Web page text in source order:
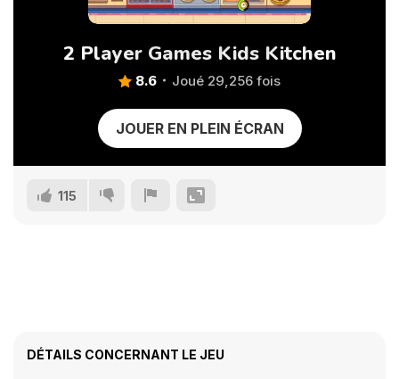
2 Player Games Kids Kitchen
8.6 Joué 29,256 fois
JOUER EN PLEIN ÉCRAN
115
DÉTAILS CONCERNANT LE JEU